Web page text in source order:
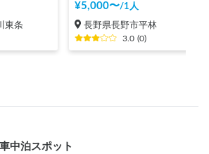
東条
¥5,000〜/1人
長野県長野市平林
3.0 (0)
中泊スポット